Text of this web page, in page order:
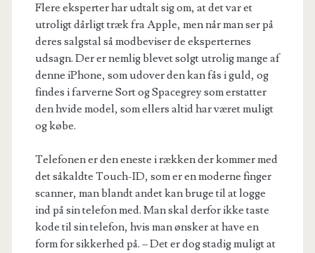
Flere eksperter har udtalt sig om, at det var et
utroligt dårligt træk fra Apple, men når man ser på
deres salgstal så modbeviser de eksperternes
udsagn. Der er nemlig blevet solgt utrolig mange af
denne iPhone, som udover den kan fås i guld, og
findes i farverne Sort og Spacegrey som erstatter
den hvide model, som ellers altid har været muligt
og købe.
Telefonen er den eneste i rækken der kommer med
det såkaldte Touch-ID, som er en moderne finger
scanner, man blandt andet kan bruge til at logge
ind på sin telefon med. Man skal derfor ikke taste
kode til sin telefon, hvis man ønsker at have en
form for sikkerhed på. – Det er dog stadig muligt at